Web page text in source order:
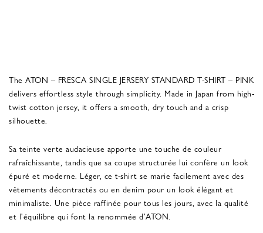
The ATON – FRESCA SINGLE JERSERY STANDARD T-SHIRT – PINK
delivers effortless style through simplicity. Made in Japan from high-
twist cotton jersey, it offers a smooth, dry touch and a crisp
silhouette.
Sa teinte verte audacieuse apporte une touche de couleur
rafraîchissante, tandis que sa coupe structurée lui confère un look
épuré et moderne. Léger, ce t-shirt se marie facilement avec des
vêtements décontractés ou en denim pour un look élégant et
minimaliste. Une pièce raffinée pour tous les jours, avec la qualité
et l'équilibre qui font la renommée d'ATON.